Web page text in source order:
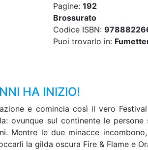
Pagine: 192
Brossurato
Codice ISBN:
Puoi trovarlo in:
HA INIZIO!
e comincia così il vero
ovunque sul continente le
Mentre le due minacce
la gilda oscura Fire & Flame e